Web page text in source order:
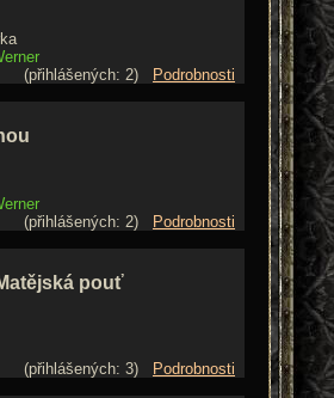
(přihlášených: 2)
Podrobnosti
(přihlášených: 2)
Podrobnosti
pouť
(přihlášených: 3)
Podrobnosti